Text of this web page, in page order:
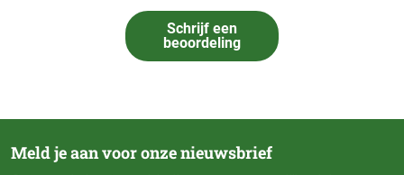
Schrijf een
beoordeling
Meld je aan voor onze nieuwsbrief